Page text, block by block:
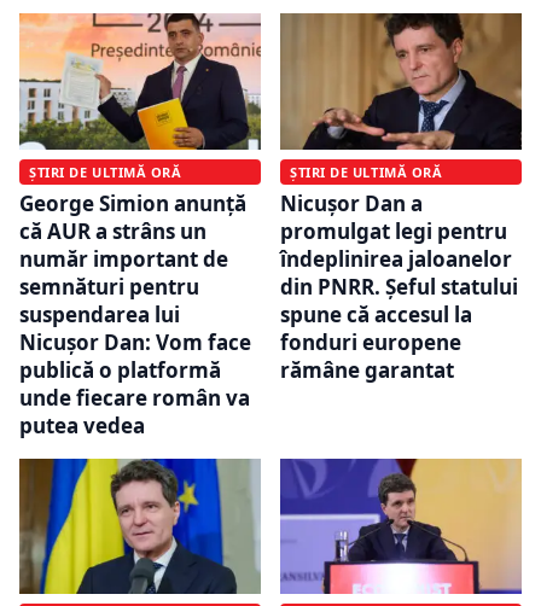
ȘTIRI DE ULTIMĂ ORĂ
George Simion anunță
că AUR a strâns un
număr important de
semnături pentru
suspendarea lui
Nicușor Dan: Vom face
publică o platformă
unde fiecare român va
putea vedea
ȘTIRI DE ULTIMĂ ORĂ
Nicușor Dan a
promulgat legi pentru
îndeplinirea jaloanelor
din PNRR. Șeful statului
spune că accesul la
fonduri europene
rămâne garantat